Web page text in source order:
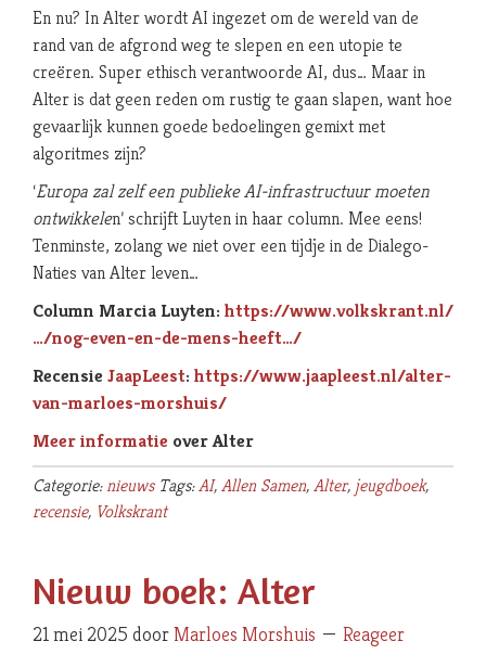
En nu? In Alter wordt AI ingezet om de wereld van de
rand van de afgrond weg te slepen en een utopie te
creëren. Super ethisch verantwoorde AI, dus… Maar in
Alter is dat geen reden om rustig te gaan slapen, want hoe
gevaarlijk kunnen goede bedoelingen gemixt met
algoritmes zijn?
‘Europa zal zelf een publieke AI-infrastructuur moeten
ontwikkelen’ schrijft Luyten in haar column. Mee eens!
Tenminste, zolang we niet over een tijdje in de Dialego-
Naties van Alter leven…
Column Marcia Luyten: https://www.volkskrant.nl/
…/nog-even-en-de-mens-heeft…/
Recensie JaapLeest: https://www.jaapleest.nl/alter-
van-marloes-morshuis/
Meer informatie over Alter
Categorie:nieuws Tags:AI,Allen Samen,Alter, jeugdboek,
recensie, Volkskrant
Nieuw boek: Alter
21 mei 2025 doorMarloes Morshuis Reageer